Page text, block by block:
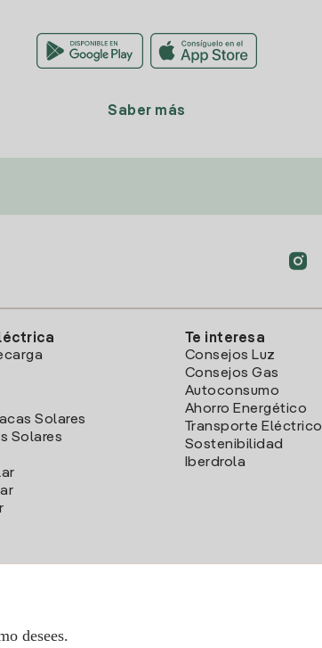
Saber más
Solares
Solares
Te interesa
Consejos Luz
Consejos Gas
Autoconsumo
Ahorro Energético
Transporte Eléctrico
Sostenibilidad
Iberdrola
desees.